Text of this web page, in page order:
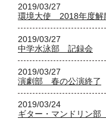
2019/03/27
環境大使 2018年度解
2019/03/27
中学水泳部 記録会
2019/03/27
演劇部 春の公演終了
2019/03/24
ギター・マンドリン